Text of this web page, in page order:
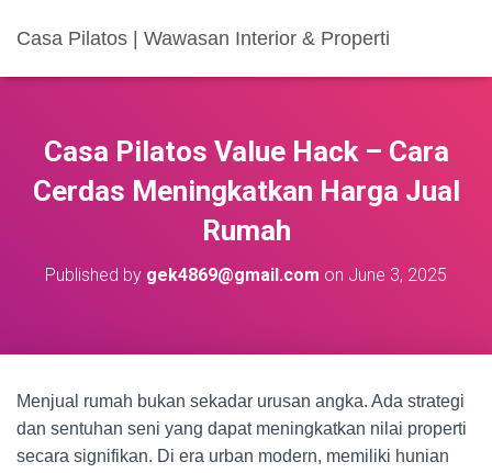
Casa Pilatos | Wawasan Interior & Properti
Casa Pilatos Value Hack – Cara
Cerdas Meningkatkan Harga Jual
Rumah
Published by gek4869@gmail.com on June 3, 2025
Menjual rumah bukan sekadar urusan angka. Ada strategi
dan sentuhan seni yang dapat meningkatkan nilai properti
secara signifikan. Di era urban modern, memiliki hunian